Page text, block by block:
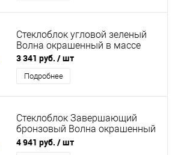
Стеклоблок угловой зеленый
Волна окрашенный в массе
3 341 руб. / шт
Подробнее
Стеклоблок Завершающий
бронзовый Волна окрашенный
в массе
4 941 руб. / шт